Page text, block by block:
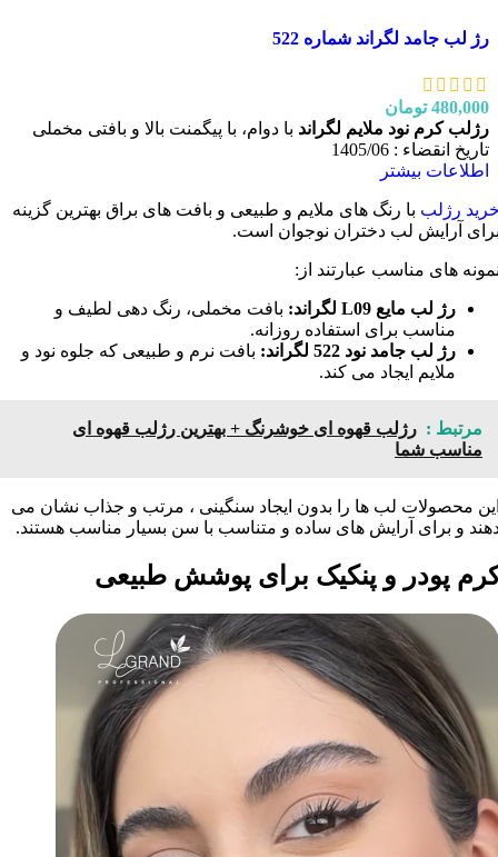
رژ لب جامد لگراند شماره 522
480,000 تومان
رژلب کرم نود ملایم لگراند با دوام، با پیگمنت بالا و بافتی مخملی
تاریخ انقضاء : 1405/06
اطلاعات بیشتر
رژلب با رنگ های ملایم و طبیعی و بافت های براق بهترین گزینه
آرایش لب دختران نوجوان است.
های مناسب عبارتند از:
رژ لب مایع L09 لگراند:
بافت مخملی، رنگ دهی لطیف و
مناسب برای استفاده روزانه.
رژ لب جامد نود 522 لگراند:
بافت نرم و طبیعی که جلوه نود و
ملایم ایجاد می کند.
مرتبط : رژلب قهوه ای خوشرنگ + بهترین رژلب قهوه ای
مناسب شما
محصولات لب ها را بدون ایجاد سنگینی ، مرتب و جذاب نشان می
و برای آرایش های ساده و متناسب با سن بسیار مناسب هستند.
پودر و پنکیک برای پوشش طبیعی